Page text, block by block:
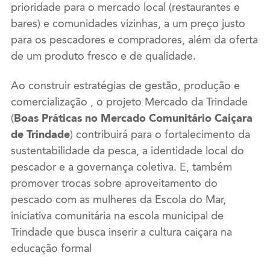
prioridade para o mercado local (restaurantes e
bares) e comunidades vizinhas, a um preço justo
para os pescadores e compradores, além da oferta
de um produto fresco e de qualidade.
Ao construir estratégias de gestão, produção e
comercialização , o projeto Mercado da Trindade
(Boas Práticas no Mercado Comunitário Caiçara
de Trindade) contribuirá para o fortalecimento da
sustentabilidade da pesca, a identidade local do
pescador e a governança coletiva. E, também
promover trocas sobre aproveitamento do
pescado com as mulheres da Escola do Mar,
iniciativa comunitária na escola municipal de
Trindade que busca inserir a cultura caiçara na
educação formal